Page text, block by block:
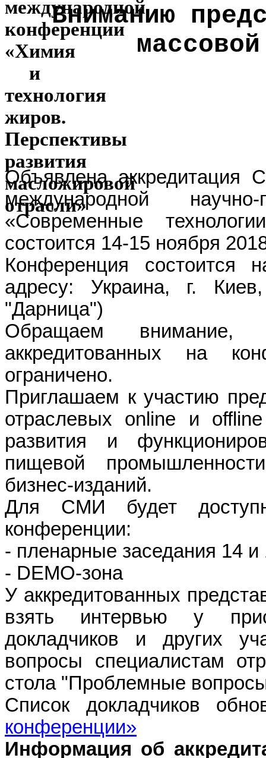
Вниманию
Объявлена
международной научно-
«Современные
состоится 14-15 ноября
Конференция состоится
адресу: Украина, г.
"Дарница")
Обращаем внимание,
аккредитованных на
ограничено.
Приглашаем к участию
отраслевых online и
развития и
пищевой
бизнес-изданий.
Для СМИ будет
конференции:
- пленарные заседания 14 и
- DEMO-зона
У аккредитованных
взять интервью у
докладчиков и других
вопросы специалистам
стола "Проблемные
Список докладчиков
конференции»
Информация об